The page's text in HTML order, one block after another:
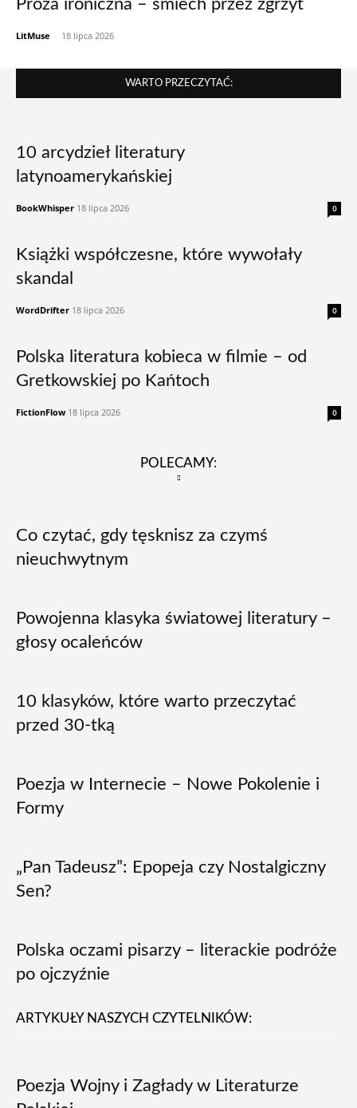
Proza ironiczna – śmiech przez zgrzyt
LitMuse - 18 lipca 2026
WARTO PRZECZYTAĆ:
10 arcydzieł literatury
latynoamerykańskiej
BookWhisper 18 lipca 2026 0
Książki współczesne, które wywołały
skandal
WordDrifter 18 lipca 2026 0
Polska literatura kobieca w filmie – od
Gretkowskiej po Kańtoch
FictionFlow 18 lipca 2026 0
POLECAMY:
Co czytać, gdy tęsknisz za czymś
nieuchwytnym
Powojenna klasyka światowej literatury –
głosy ocaleńców
10 klasyków, które warto przeczytać
przed 30-tką
Poezja w Internecie – Nowe Pokolenie i
Formy
„Pan Tadeusz”: Epopeja czy Nostalgiczny
Sen?
Polska oczami pisarzy – literackie podróże
po ojczyźnie
ARTYKUŁY NASZYCH CZYTELNIKÓW:
Poezja Wojny i Zagłady w Literaturze